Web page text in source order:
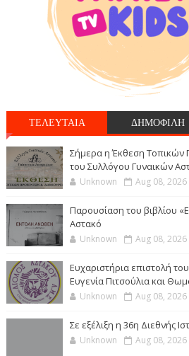
ΤΕΛΕΥΤΑΙΑ ΔΗΜΟΦΙΛΗ
Σήμερα η Έκθεση Τοπικών
του Συλλόγου Γυναικών
Unknown Aug 08, 2026
Παρουσίαση του βιβλίου
Αστακό
Unknown Aug 08, 2026
Ευχαριστήρια επιστολή
Ευγενία Πιτσούλια και
Unknown Aug 08, 2026
Σε εξέλιξη η 36η Διεθνής
Unknown Aug 08, 2026